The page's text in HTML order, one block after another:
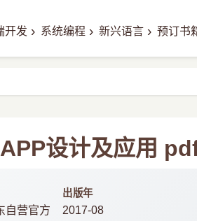
开发 › 系统编程 › 新兴语言 › 预订书
设计及应用
自营官方
出版年
2017-08